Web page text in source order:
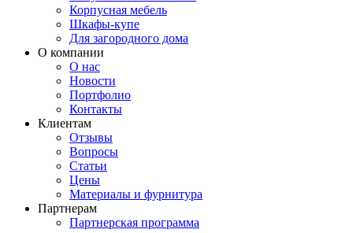
Корпусная мебель
Шкафы-купе
Для загородного дома
О компании
О нас
Новости
Портфолио
Контакты
Клиентам
Отзывы
Вопросы
Статьи
Цены
Материалы и фурнитура
Партнерам
Партнерская программа